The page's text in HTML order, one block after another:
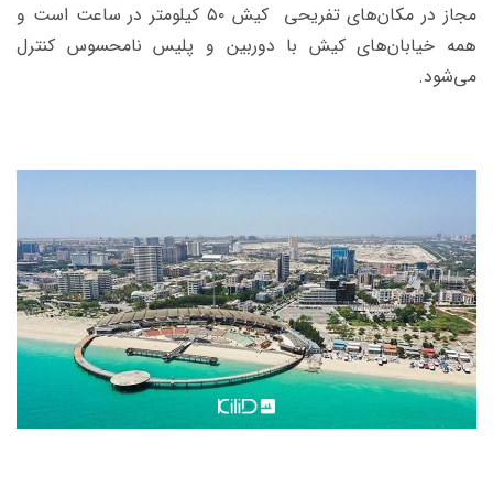
مجاز در مکان‌های تفریحی کیش ۵۰ کیلومتر در ساعت است و
همه خیابان‌های کیش با دوربین و پلیس نامحسوس کنترل
می‌شود.